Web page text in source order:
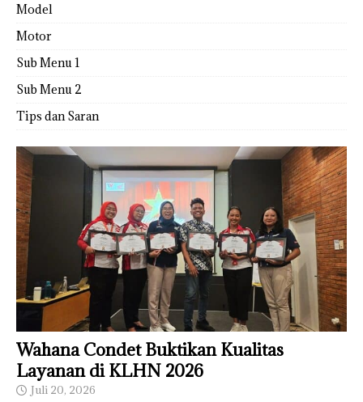
Model
Motor
Sub Menu 1
Sub Menu 2
Tips dan Saran
Wahana Condet Buktikan Kualitas
Layanan di KLHN 2026
Juli 20, 2026